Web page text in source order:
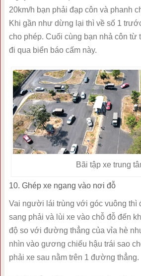
20km/h bạn phải đạp côn và phanh
Khi gần như dừng lại thì về số 1
cho phép. Cuối cùng bạn nhả côn từ
đi qua biển báo cấm này.
Bãi tập xe trung
10. Ghép xe ngang vào nơi đỗ
Vai người lái trùng với góc vuông thì
sang phải và lùi xe vào chỗ đỗ đến
độ so với đường thẳng của vỉa hè
nhìn vào gương chiếu hậu trái sao
phải xe sau nằm trên 1 đường thẳng.